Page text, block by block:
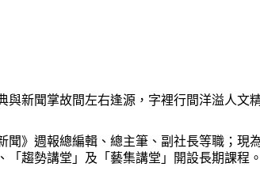
新聞掌故間左右逢源，字裡行間洋溢人文
》週報總編輯、總主筆、副社長等職；現
趨勢講堂」及「藝集講堂」開設長期課程